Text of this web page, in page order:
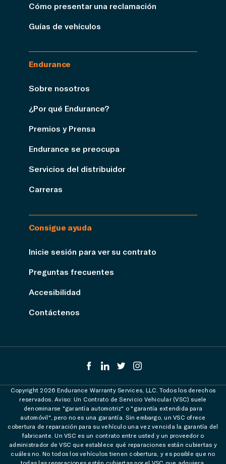
Cómo presentar una reclamación
Guías de vehículos
Endurance
Sobre nosotros
¿Por qué Endurance?
Premios y Prensa
Endurance se preocupa
Servicios del distribuidor
Carreras
Consigue ayuda
Inicie sesión para ver su contrato
Preguntas frecuentes
Accesibilidad
Contáctenos
Copyright 2026 Endurance Warranty Services, LLC. Todos los derechos
reservados. Aviso: Un Contrato de Servicio Vehicular (VSC) suele
denominarse "garantía automotriz" o "garantía extendida para
automóvil", pero no es una garantía. Sin embargo, un VSC ofrece
cobertura de reparación para su vehículo una vez vencida la garantía del
fabricante. Un VSC es un contrato entre usted y un proveedor o
administrador de VSC que establece qué reparaciones están cubiertas y
cuáles no. No todos los vehículos tienen cobertura, y es posible que no
todas las reparaciones estén cubiertas por el VSC que adquiera.